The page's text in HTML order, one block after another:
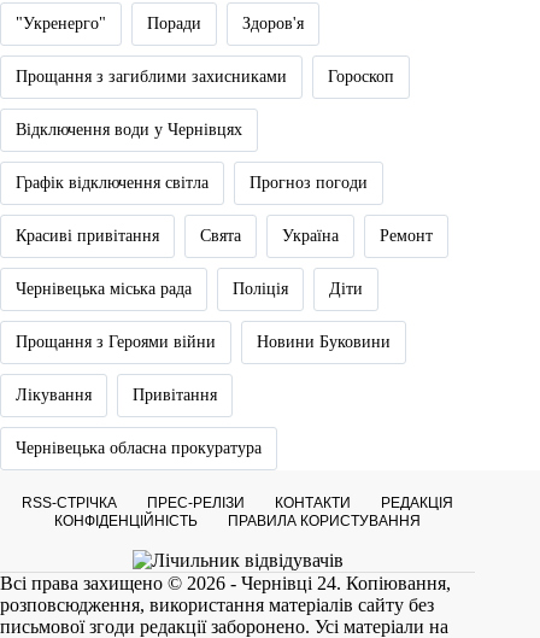
"Укренерго" Поради Здоров'я
Прощання з загиблими захисниками Гороскоп
Відключення води у Чернівцях
Графік відключення світла Прогноз погоди
Красиві привітання Свята Україна Ремонт
Чернівецька міська рада Поліція Діти
Прощання з Героями війни Новини Буковини
Лікування Привітання
Чернівецька обласна прокуратура
RSS-СТРІЧКА ПРЕС-РЕЛІЗИ КОНТАКТИ
РЕДАКЦІЯ
КОНФІДЕНЦІЙНІСТЬ
ПРАВИЛА КОРИСТУВАННЯ
Всі права захищено © 2026 - Чернівці 24. Копіювання,
розповсюдження, використання матеріалів сайту без
письмової згоди редакції заборонено. Усі матеріали на